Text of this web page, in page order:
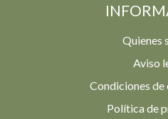
Quienes
Aviso
Condiciones
Política de